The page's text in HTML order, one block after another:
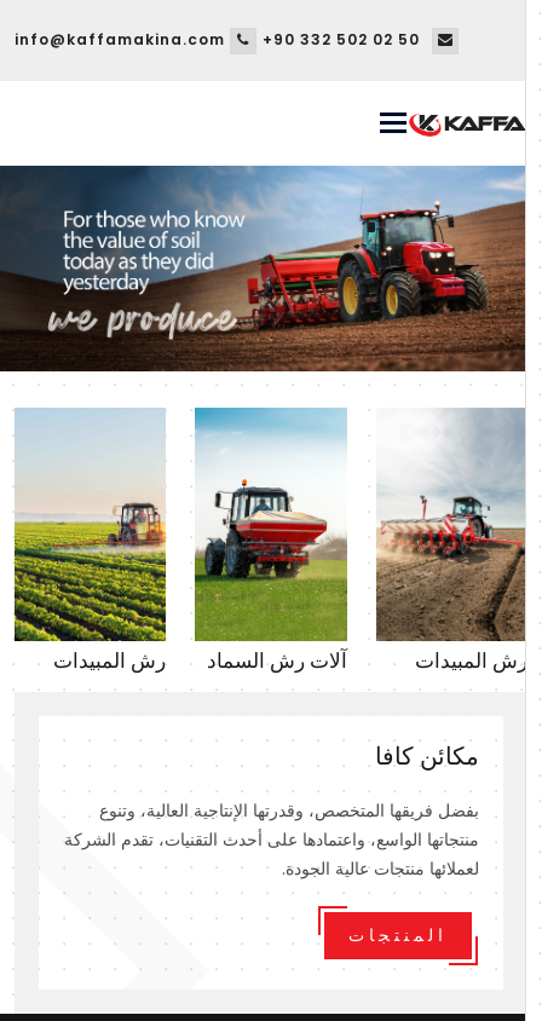
info@kaffamakina.com +90 332 502 02 50
Toggle
navigation
رش المبيدات آلات رش السماد رش المبيدات
مكائن كافا
بفضل فريقها المتخصص، وقدرتها الإنتاجية العالية، وتنوع
منتجاتها الواسع، واعتمادها على أحدث التقنيات، تقدم الشركة
لعملائها منتجات عالية الجودة.
المنتجات